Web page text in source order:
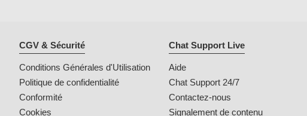
CGV & Sécurité
Conditions Générales d'Utilisation
Politique de confidentialité
Conformité
Cookies
Chat Support Live
Aide
Chat Support 24/7
Contactez-nous
Signalement de contenu